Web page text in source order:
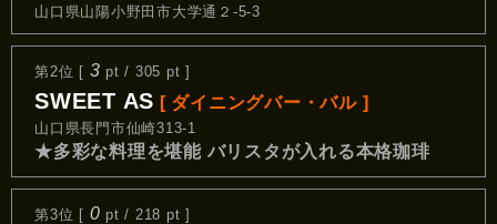
山口県山陽小野田市大学通２-5-3
第2位 [ 3 pt / 305 pt ]
SWEET AS [ ダイニングバー・バル ]
山口県長門市仙崎313-1
★多彩な料理を堪能 バリスタが入れる本格珈琲
第3位 [ 0 pt / 218 pt ]